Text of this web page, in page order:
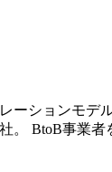
ーションモデ
。 BtoB事業